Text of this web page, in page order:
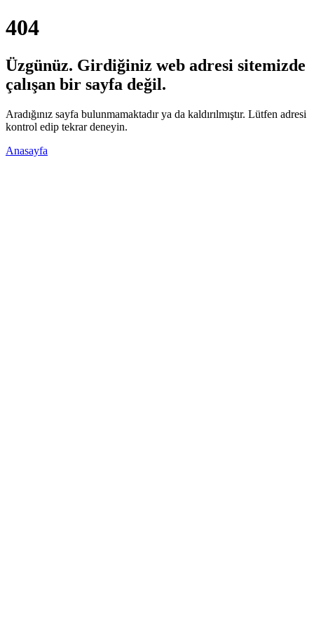
404
Üzgünüz. Girdiğiniz web adresi sitemizde
çalışan bir sayfa değil.
Aradığınız sayfa bulunmamaktadır ya da kaldırılmıştır. Lütfen adresi
kontrol edip tekrar deneyin.
Anasayfa